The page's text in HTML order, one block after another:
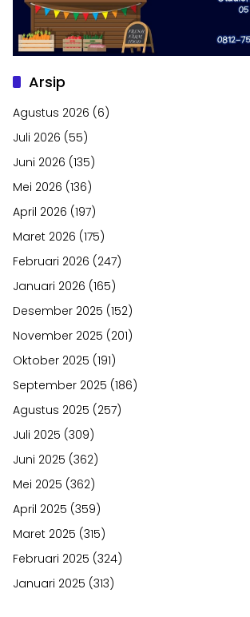
Arsip
Agustus 2026 (6)
Juli 2026 (55)
Juni 2026 (135)
Mei 2026 (136)
April 2026 (197)
Maret 2026 (175)
Februari 2026 (247)
Januari 2026 (165)
Desember 2025 (152)
November 2025 (201)
Oktober 2025 (191)
September 2025 (186)
Agustus 2025 (257)
Juli 2025 (309)
Juni 2025 (362)
Mei 2025 (362)
April 2025 (359)
Maret 2025 (315)
Februari 2025 (324)
Januari 2025 (313)